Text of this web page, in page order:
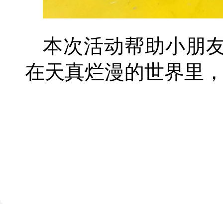
本次活动帮助小朋
在天真烂漫的世界里